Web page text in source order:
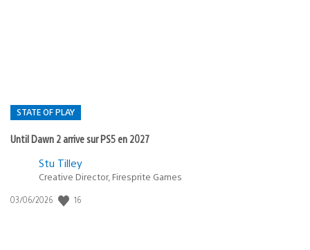
STATE OF PLAY
Until Dawn 2 arrive sur PS5 en 2027
Postée
:
Stu Tilley
Creative Director, Firesprite Games
Date
03/06/2026 16